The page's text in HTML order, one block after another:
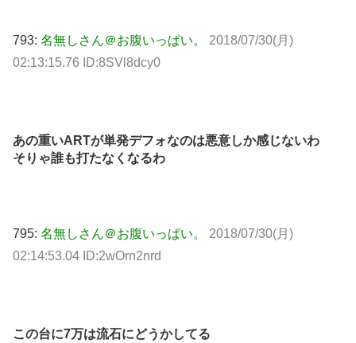
793: 名無しさん＠お腹いっぱい。
2018/07/30(月)
02:13:15.76 ID:8SVl8dcy0
あの重いARTが単発デフォなのは悪意しか感じないわ
そりゃ誰も打たなくなるわ
795: 名無しさん＠お腹いっぱい。
2018/07/30(月)
02:14:53.04 ID:2wOrn2nrd
この台に7万は流石にどうかしてる